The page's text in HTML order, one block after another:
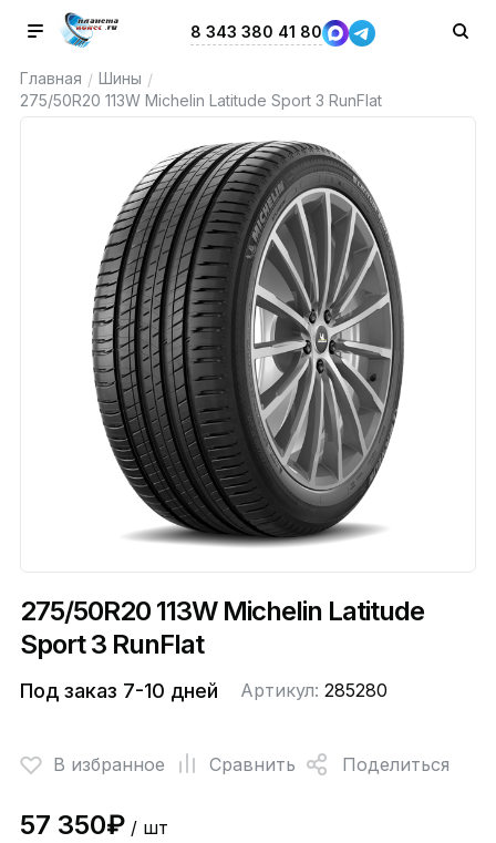
8 343 380 41 80
Главная / Шины /
275/50R20 113W Michelin Latitude Sport 3 RunFlat
275/50R20 113W Michelin Latitude
Sport 3 RunFlat
Под заказ 7-10 дней Артикул: 285280
В избранное Сравнить Поделиться
57 350₽/ шт